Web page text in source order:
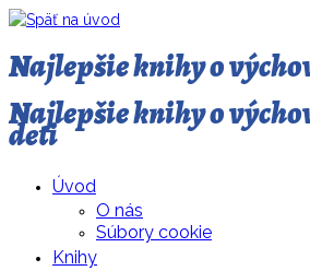
Najlepšie knihy o
Najlepšie knihy o
deti
Úvod
O nás
Súbory cookie
Knihy